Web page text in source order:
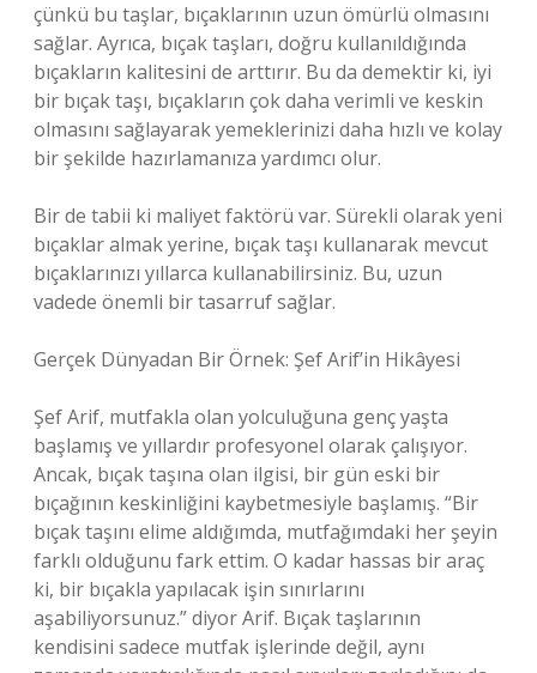
çünkü bu taşlar, bıçaklarının uzun ömürlü olmasını
sağlar. Ayrıca, bıçak taşları, doğru kullanıldığında
bıçakların kalitesini de arttırır. Bu da demektir ki, iyi
bir bıçak taşı, bıçakların çok daha verimli ve keskin
olmasını sağlayarak yemeklerinizi daha hızlı ve kolay
bir şekilde hazırlamanıza yardımcı olur.
Bir de tabii ki maliyet faktörü var. Sürekli olarak yeni
bıçaklar almak yerine, bıçak taşı kullanarak mevcut
bıçaklarınızı yıllarca kullanabilirsiniz. Bu, uzun
vadede önemli bir tasarruf sağlar.
Gerçek Dünyadan Bir Örnek: Şef Arif’in Hikâyesi
Şef Arif, mutfakla olan yolculuğuna genç yaşta
başlamış ve yıllardır profesyonel olarak çalışıyor.
Ancak, bıçak taşına olan ilgisi, bir gün eski bir
bıçağının keskinliğini kaybetmesiyle başlamış. “Bir
bıçak taşını elime aldığımda, mutfağımdaki her şeyin
farklı olduğunu fark ettim. O kadar hassas bir araç
ki, bir bıçakla yapılacak işin sınırlarını
aşabiliyorsunuz.” diyor Arif. Bıçak taşlarının
kendisini sadece mutfak işlerinde değil, aynı